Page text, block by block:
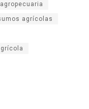
agrícolas